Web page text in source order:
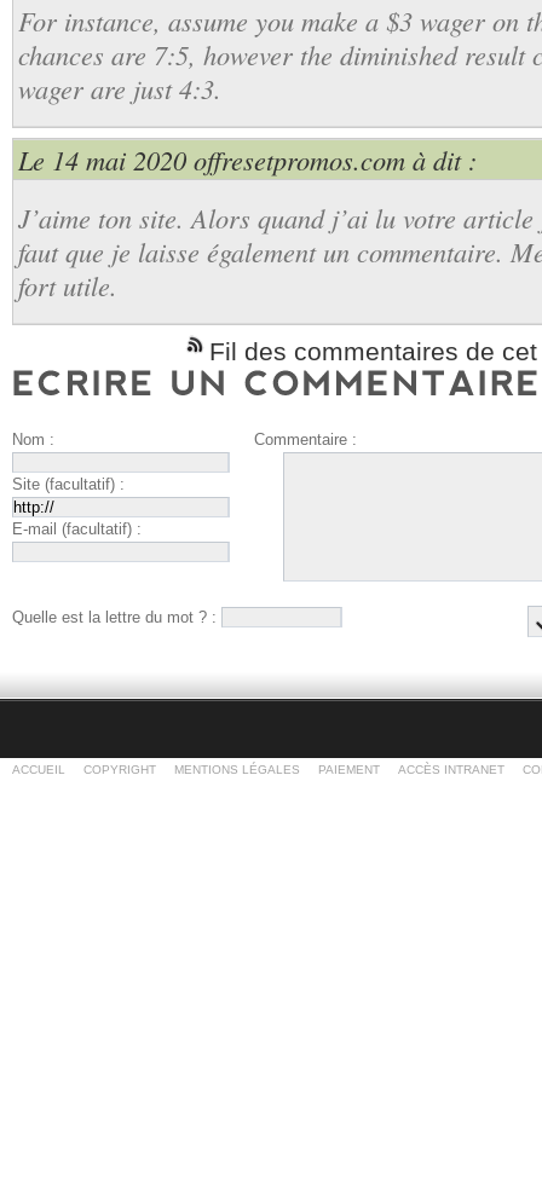
For instance, assume you make a $3 wager on
chances are 7:5, however the diminished result
wager are just 4:3.
Le 14 mai 2020 offresetpromos.com à dit :
J’aime ton site. Alors quand j’ai lu votre article
faut que je laisse également un commentaire.
fort utile.
Fil des commentaires de
Nom :
Site (facultatif) :
E-mail (facultatif) :
Commentaire :
Quelle est la lettre du mot ? :
ACCUEIL COPYRIGHT MENTIONS LÉGALES PAIEMENT ACCÈS INTRANET